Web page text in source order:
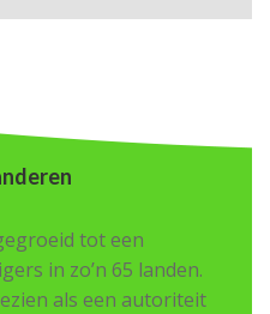
tot een
in zo’n 65 landen.
als een autoriteit